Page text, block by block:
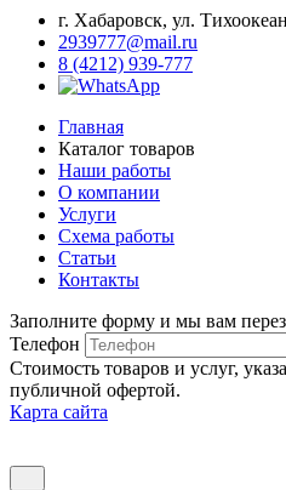
г. Хабаровск, ул.
2939777@mail.ru
8 (4212) 939-777
Главная
Каталог товаров
Наши работы
О компании
Услуги
Схема работы
Статьи
Контакты
Заполните форму и мы вам
Телефон
Стоимость товаров и услуг,
публичной офертой.
Карта сайта